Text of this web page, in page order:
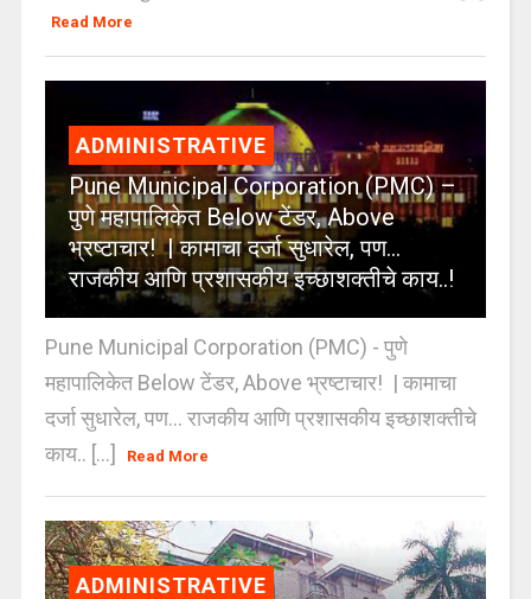
Read More
ADMINISTRATIVE
Pune Municipal Corporation (PMC) –
पुणे महापालिकेत Below टेंडर, Above
भ्रष्टाचार! | कामाचा दर्जा सुधारेल, पण…
राजकीय आणि प्रशासकीय इच्छाशक्तीचे काय..!
Pune Municipal Corporation (PMC) - पुणे
महापालिकेत Below टेंडर, Above भ्रष्टाचार! | कामाचा
दर्जा सुधारेल, पण… राजकीय आणि प्रशासकीय इच्छाशक्तीचे
काय.. [...]
Read More
ADMINISTRATIVE